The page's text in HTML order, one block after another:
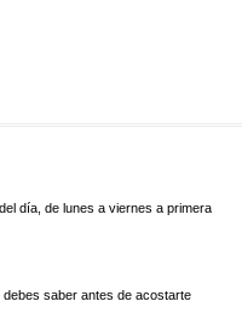
día, de lunes a viernes a primera
saber antes de acostarte